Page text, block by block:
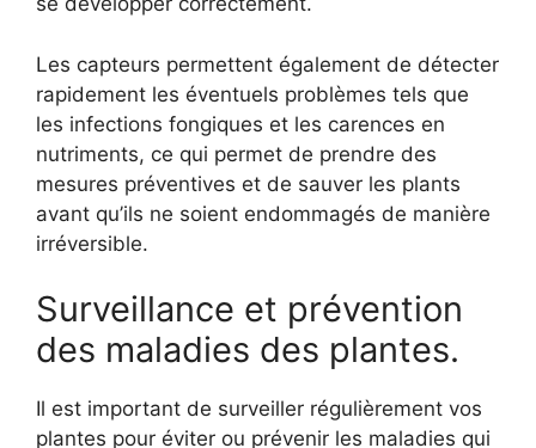
Les capteurs permettent également de détecter
rapidement les éventuels problèmes tels que
les infections fongiques et les carences en
nutriments, ce qui permet de prendre des
mesures préventives et de sauver les plants
avant qu’ils ne soient endommagés de manière
irréversible.
Surveillance et prévention
des maladies des plantes.
Il est important de surveiller régulièrement vos
plantes pour éviter ou prévenir les maladies qui